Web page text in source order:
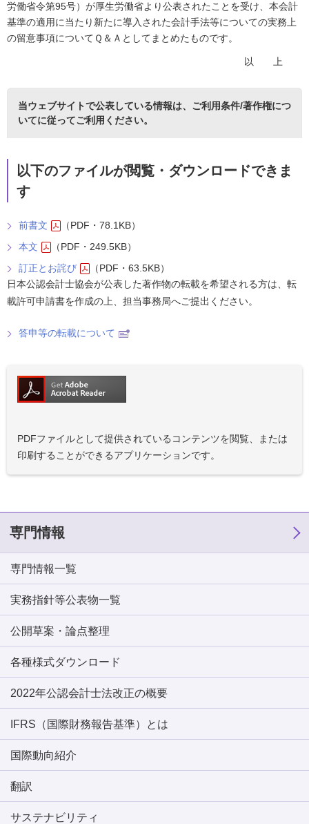
労働省令第95号）が厚生労働省より公表されたことを受け、本会計
基準の適用に当たり新たに導入された会計手法等についての実務上
の留意事項についてＱ＆Ａとしてまとめたものです。
以 上
当ウェブサイトで公表している情報は、 ご利用条件/著作権につ
いてに従ってご利用ください。
以下のファイルが閲覧・ダウンロードできま
す
前書文
（PDF・78.1KB）
本文
（PDF・249.5KB）
訂正とお詫び
（PDF・63.5KB）
日本公認会計士協会が公表した著作物の転載を希望される方は、転
載許可申請書を作成の上、担当事務局へご提出ください。
答申等の転載について
PDFファイルとして提供されているコンテンツを閲覧、または
印刷することができるアプリケーションです。
専門情報
専門情報一覧
実務指針等公表物一覧
公開草案・論点整理
各種様式ダウンロード
2022年公認会計士法改正の概要
IFRS（国際財務報告基準）とは
国際動向紹介
翻訳
サステナビリティ